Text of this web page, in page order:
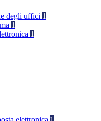
degli uffici 1
1
1